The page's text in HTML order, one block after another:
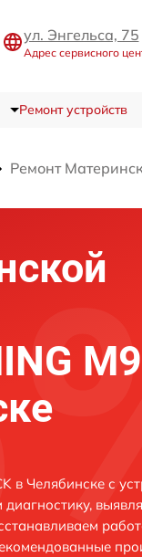
ул. Энгельса, 75
Адрес сервисного
Ремонт устройств
Ремонт
M9
в Челябинске с